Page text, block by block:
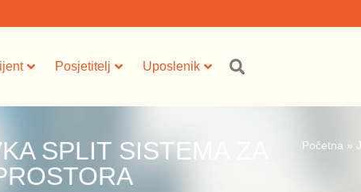
Posjetitelj Uposlenik
SPLIT SISTEMA ZA
Početna»